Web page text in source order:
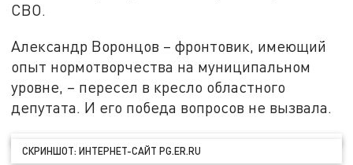
СВО.
Александр Воронцов – фронтовик, имеющий
опыт нормотворчества на муниципальном
уровне, – пересел в кресло областного
депутата. И его победа вопросов не вызвала.
СКРИНШОТ: ИНТЕРНЕТ-САЙТ PG.ER.RU